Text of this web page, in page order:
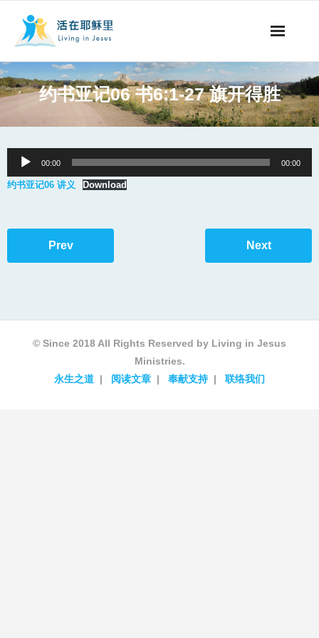
事工概要
阅读文章
永生之道
其他语言
约书亚记06 书6:1-27 旗开得胜
Audio
Player
00:00 00:00
约书亚记06 讲义 Download
Prev Next
© Since 2018 All Rights Reserved by Living in Jesus
Ministries.
永生之道
阅读文章 奉献支持 联络我们